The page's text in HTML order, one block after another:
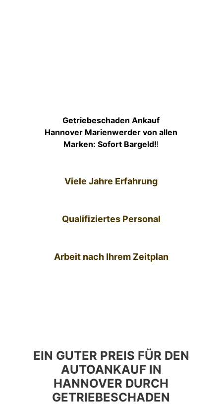
Getriebeschaden Ankauf
Hannover Marienwerder von allen
Marken: Sofort Bargeld!!
Viele Jahre Erfahrung
Qualifiziertes Personal
Arbeit nach Ihrem Zeitplan
EIN GUTER PREIS FÜR DEN
AUTOANKAUF IN
HANNOVER DURCH
GETRIEBESCHADEN